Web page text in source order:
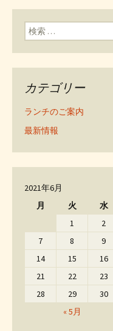
検索:
カテゴリー
ランチのご案内
最新情報
2021年6月
月
火 水
« 5月
1 2
7
8 9
14
15 16
21
22 23
28
29 30